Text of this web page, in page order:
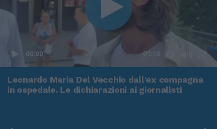
00:00 01:16
Leonardo Maria Del Vecchio dall'ex compagna
in ospedale. Le dichiarazioni ai giornalisti